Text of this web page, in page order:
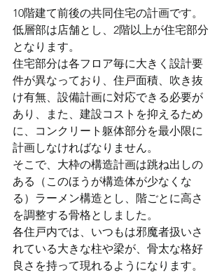
10階建て前後の共同住宅の計画です。
低層部は店舗とし、2階以上が住宅部分
となります。
住宅部分は各フロア毎に大きく設計要
件が異なっており、住戸面積、吹き抜
け有無、設備計画に対応できる必要が
あり、また、建設コストを抑えるため
に、コンクリート躯体部分を最小限に
計画しなければなりません。
そこで、大枠の構造計画は跳ね出しの
ある（このほうが構造体が少なくな
る）ラーメン構造とし、階ごとに高さ
を調整する骨格としました。
各住戸内では、いつもは邪魔者扱いさ
れている大きな柱や梁が、骨太な格好
良さを持って現れるようになります。